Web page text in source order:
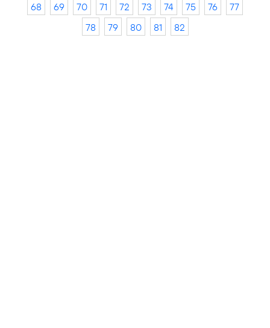
68
69 70 71 72 73 74 75 76
77
78
79 80 81 82